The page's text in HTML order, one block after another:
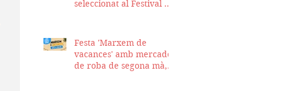
seleccionat al Festival de
Festa 'Marxem de
vacances' amb mercadet
de roba de segona mà,